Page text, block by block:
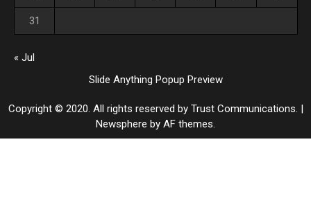
31
« Jul
Slide Anything Popup Preview
Copyright © 2020. All rights reserved by Trust Communications. |
Newsphere by AF themes.